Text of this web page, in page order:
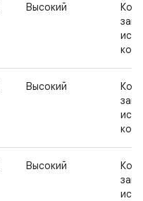
Высокий
Высокий
Высокий